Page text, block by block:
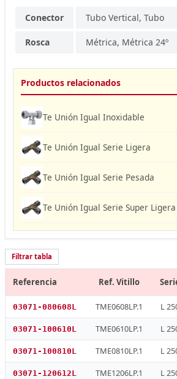
Conector Tubo Vertical, Tubo
Rosca Métrica, Métrica 24º
Productos relacionados
Te Unión Igual Inoxidable
Te Unión Igual Serie Ligera
Te Unión Igual Serie Pesada
Te Unión Igual Serie Super Ligera
Filtrar tabla
Referencia Ref. Vitillo
03071-080608L TME0608LP.1 L
03071-100610L TME0610LP.1 L
03071-100810L TME0810LP.1 L
03071-120612L TME1206LP.1 L